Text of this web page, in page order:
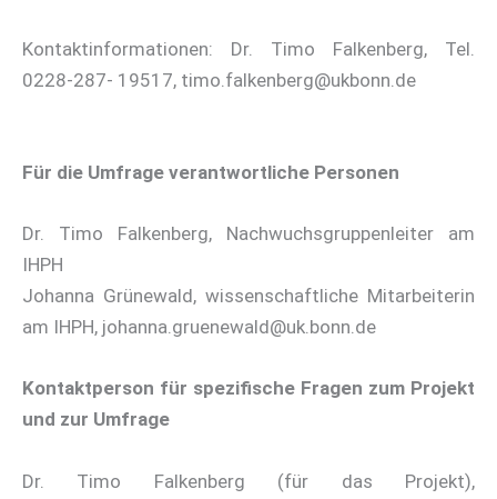
Kontaktinformationen: Dr. Timo Falkenberg, Tel.
0228-287- 19517, timo.falkenberg@ukbonn.de
Für die Umfrage verantwortliche Personen
Dr. Timo Falkenberg, Nachwuchsgruppenleiter am
IHPH
Johanna Grünewald, wissenschaftliche Mitarbeiterin
am IHPH, johanna.gruenewald@uk.bonn.de
Kontaktperson für spezifische Fragen zum Projekt
und zur Umfrage
Dr. Timo Falkenberg (für das Projekt),